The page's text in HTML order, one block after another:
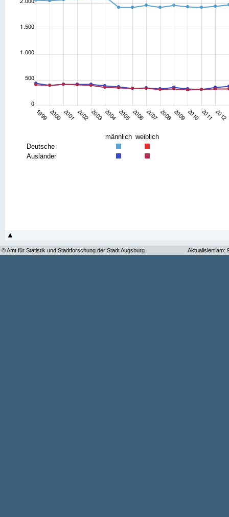
männlich weiblich
Deutsche
Ausländer
© Amt für Statistik und Stadtforschung der Stadt Augsburg Aktualisiert am: